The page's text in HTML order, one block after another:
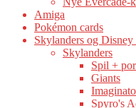
Amiga
Pokémon cards
Skylanders og
Skylanders
Spil +
Giants
Spyro's